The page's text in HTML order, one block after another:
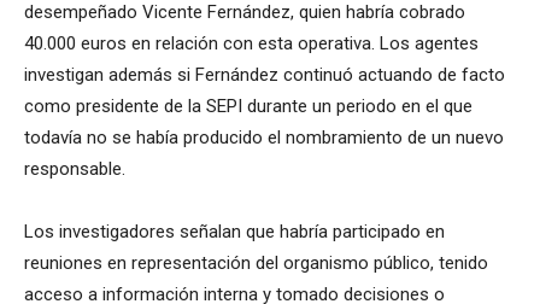
desempeñado Vicente Fernández, quien habría cobrado
40.000 euros en relación con esta operativa. Los agentes
investigan además si Fernández continuó actuando de facto
como presidente de la SEPI durante un periodo en el que
todavía no se había producido el nombramiento de un nuevo
responsable.
Los investigadores señalan que habría participado en
reuniones en representación del organismo público, tenido
acceso a información interna y tomado decisiones o